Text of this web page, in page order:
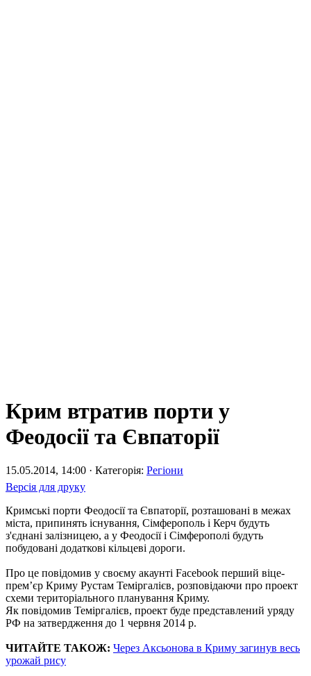
Крим втратив порти у
Феодосії та Євпаторії
15.05.2014, 14:00 · Категорія: Регіони
Версія для друку
Кримські порти Феодосії та Євпаторії, розташовані в межах
міста, припинять існування, Сімферополь і Керч будуть
з'єднані залізницею, а у Феодосії і Сімферополі будуть
побудовані додаткові кільцеві дороги.
Про це повідомив у своєму акаунті Facebook перший віце-
прем’єр Криму Рустам Теміргалієв, розповідаючи про проект
схеми територіального планування Криму.
Як повідомив Теміргалієв, проект буде представлений уряду
РФ на затвердження до 1 червня 2014 р.
ЧИТАЙТЕ ТАКОЖ: Через Аксьонова в Криму загинув весь
урожай рису